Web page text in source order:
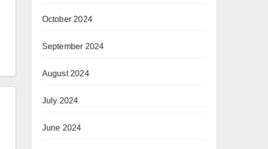
October 2024
September 2024
August 2024
July 2024
June 2024